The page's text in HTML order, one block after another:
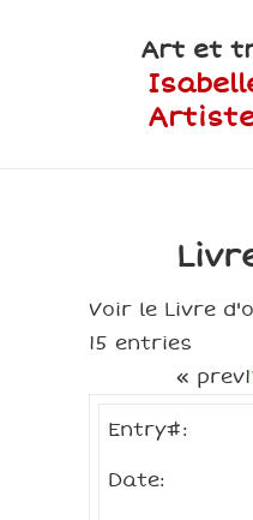
Art et
Voir le Livre
15 entries
« prev1
Entry#:
Date: